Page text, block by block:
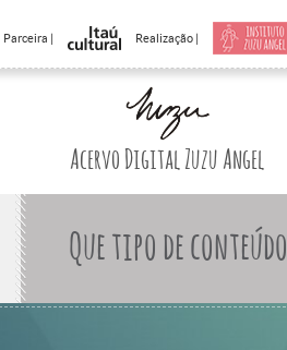
Parceira | Realização |
Acervo Digital Zuzu Angel
Que tipo de